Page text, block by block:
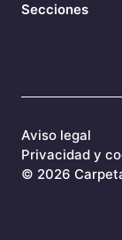
Secciones
© 2026
Aviso legal
Privacidad y